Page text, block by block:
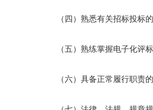
（四）熟悉有关招标投标
（五）熟练掌握电子化评
（六）具备正常履行职责